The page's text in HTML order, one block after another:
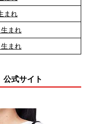
まれ
まれ
まれ
公式サイト